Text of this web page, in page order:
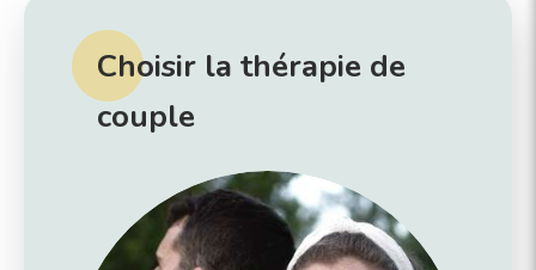
Choisir la thérapie de
couple